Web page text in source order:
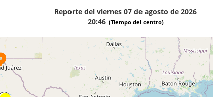
Reporte del viernes 07 de agosto de 2026
20:46(Tiempo del centro)